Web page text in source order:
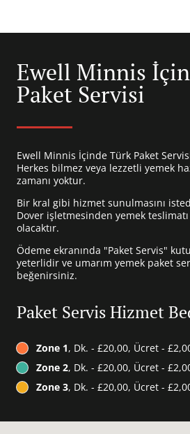
Ewell Minnis
Paket Servisi
Ewell Minnis İçinde Türk Paket
Herkes bilmez veya lezzetli yemek
zamanı yoktur.
Bir kral gibi hizmet sunulmasını
Dover işletmesinden yemek
olacaktır.
Ödeme ekranında "Paket Servis"
yeterlidir ve umarım yemek paket
beğenirsiniz.
Paket Servis Hizmet
Zone 1, Dk. - £20,00, Ücret -
Zone 2, Dk. - £20,00, Ücret -
Zone 3, Dk. - £20,00, Ücret -